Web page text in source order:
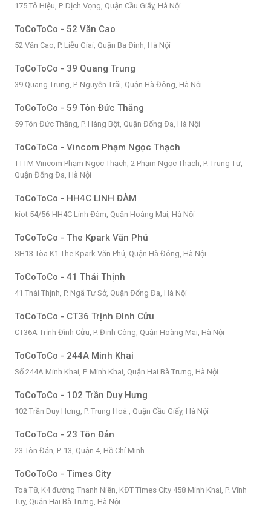
175 Tô Hiệu, P. Dịch Vọng, Quận Cầu Giấy, Hà Nội
ToCoToCo - 52 Văn Cao
52 Văn Cao, P. Liễu Giai, Quận Ba Đình, Hà Nội
ToCoToCo - 39 Quang Trung
39 Quang Trung, P. Nguyễn Trãi, Quận Hà Đông, Hà Nội
ToCoToCo - 59 Tôn Đức Thắng
59 Tôn Đức Thắng, P. Hàng Bột, Quận Đống Đa, Hà Nội
ToCoToCo - Vincom Phạm Ngọc Thạch
TTTM Vincom Phạm Ngọc Thạch, 2 Phạm Ngọc Thạch, P. Trung Tự,
Quận Đống Đa, Hà Nội
ToCoToCo - HH4C LINH ĐÀM
kiot 54/56-HH4C Linh Đàm, Quận Hoàng Mai, Hà Nội
ToCoToCo - The Kpark Văn Phú
SH13 Tòa K1 The Kpark Văn Phú, Quận Hà Đông, Hà Nội
ToCoToCo - 41 Thái Thịnh
41 Thái Thịnh, P. Ngã Tư Sở, Quận Đống Đa, Hà Nội
ToCoToCo - CT36 Trịnh Đình Cửu
CT36A Trịnh Đình Cửu, P. Định Công, Quận Hoàng Mai, Hà Nội
ToCoToCo - 244A Minh Khai
Số 244A Minh Khai, P. Minh Khai, Quận Hai Bà Trưng, Hà Nội
ToCoToCo - 102 Trần Duy Hưng
102 Trần Duy Hưng, P. Trung Hoà , Quận Cầu Giấy, Hà Nội
ToCoToCo - 23 Tôn Đản
23 Tôn Đản, P. 13, Quận 4, Hồ Chí Minh
ToCoToCo - Times City
Toà T8, K4 đường Thanh Niên, KĐT Times City 458 Minh Khai, P. Vĩnh
Tuy, Quận Hai Bà Trưng, Hà Nội